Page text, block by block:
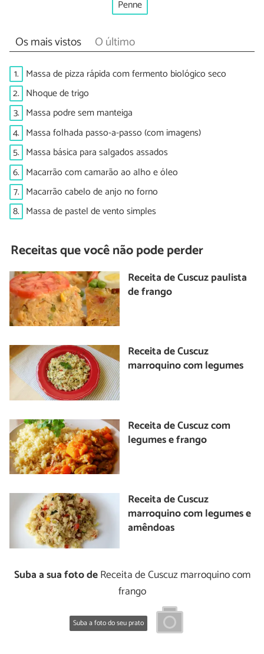
Penne
Os mais vistos O último
1. Massa de pizza rápida com fermento biológico seco
2. Nhoque de trigo
3. Massa podre sem manteiga
4. Massa folhada passo-a-passo (com imagens)
5. Massa básica para salgados assados
6. Macarrão com camarão ao alho e óleo
7. Macarrão cabelo de anjo no forno
8. Massa de pastel de vento simples
Receitas que você não pode perder
Receita de Cuscuz paulista
de frango
Receita de Cuscuz
marroquino com legumes
Receita de Cuscuz com
legumes e frango
Receita de Cuscuz
marroquino com legumes e
amêndoas
Suba a sua foto deReceita de Cuscuz marroquino com
frango
Suba a foto do seu prato